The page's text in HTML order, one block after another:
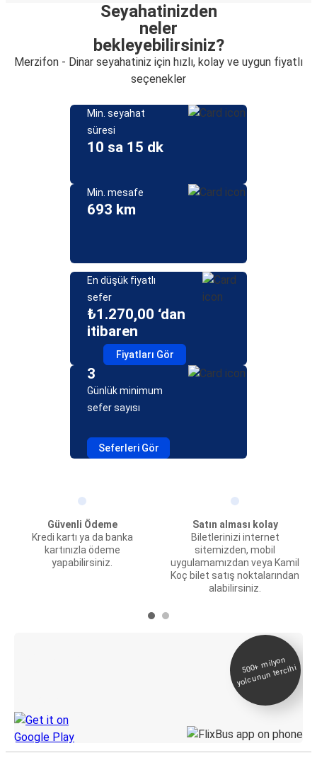
Seyahatinizden
neler
bekleyebilirsiniz?
Merzifon - Dinar seyahatiniz için hızlı, kolay ve uygun fiyatlı
seçenekler
Min. seyahat
süresi
10 sa 15 dk
Min. mesafe
693 km
En düşük fiyatlı
sefer
₺1.270,00 ‘dan
itibaren
Fiyatları Gör
3
Günlük minimum
sefer sayısı
Seferleri Gör
Güvenli Ödeme
Kredi kartı ya da banka
kartınızla ödeme
yapabilirsiniz.
Satın alması kolay
Biletlerinizi internet
sitemizden, mobil
uygulamamızdan veya Kamil
Koç bilet satış noktalarından
alabilirsiniz.
500+
milyon
yolcunun tercihi